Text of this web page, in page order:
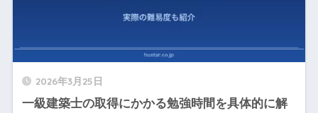
2026年3月25日
一級建築士の取得にかかる勉強時間を具体的に解